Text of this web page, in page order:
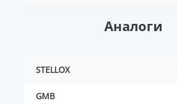
Аналоги
STELLOX
GMB